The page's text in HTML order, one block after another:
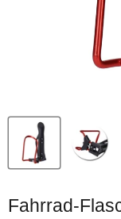
Fahrrad-